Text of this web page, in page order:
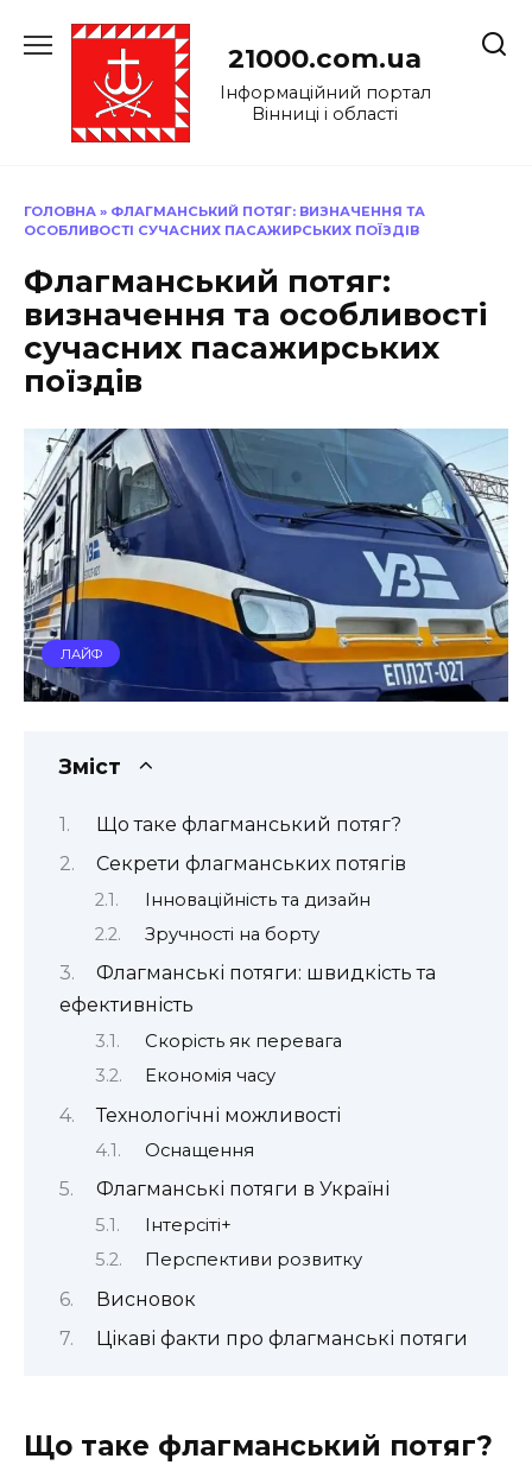
до
21000.com.ua
Інформаційний портал
Вінниці і області
ГОЛОВНА » ФЛАГМАНСЬКИЙ ПОТЯГ: ВИЗНАЧЕННЯ ТА
ОСОБЛИВОСТІ СУЧАСНИХ ПАСАЖИРСЬКИХ ПОЇЗДІВ
Флагманський потяг:
визначення та особливості
сучасних пасажирських
поїздів
ЛАЙФ
Зміст
Що таке флагманський потяг?
Секрети флагманських потягів
Інноваційність та дизайн
Зручності на борту
Флагманські потяги: швидкість та
ефективність
Скорість як перевага
Економія часу
Технологічні можливості
Оснащення
Флагманські потяги в Україні
Інтерсіті+
Перспективи розвитку
Висновок
Цікаві факти про флагманські потяги
Що таке флагманський потяг?